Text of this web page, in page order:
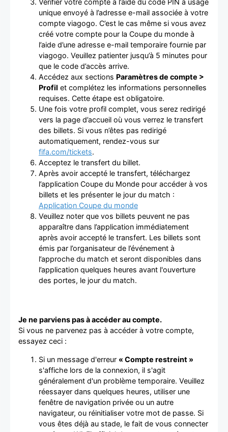
unique envoyé à l’adresse e-mail associée à votre
compte viagogo. C’est le cas même si vous avez
créé votre compte pour la Coupe du monde à
l’aide d’une adresse e-mail temporaire fournie par
viagogo. Veuillez patienter jusqu’à 5 minutes pour
que le code d’accès arrive.
Accédez aux sections Paramètres de compte >
Profil et complétez les informations personnelles
requises. Cette étape est obligatoire.
Une fois votre profil complet, vous serez redirigé
vers la page d’accueil où vous verrez le transfert
des billets. Si vous n’êtes pas redirigé
automatiquement, rendez-vous sur
fifa.com/tickets.
Acceptez le transfert du billet.
Après avoir accepté le transfert, téléchargez
l’application Coupe du Monde pour accéder à vos
billets et les présenter le jour du match :
Application Coupe du monde
Veuillez noter que vos billets peuvent ne pas
apparaître dans l’application immédiatement
après avoir accepté le transfert. Les billets sont
émis par l’organisateur de l’événement à
l’approche du match et seront disponibles dans
l’application quelques heures avant l'ouverture
des portes, le jour du match.
Je ne parviens pas à accéder au compte.
Si vous ne parvenez pas à accéder à votre compte,
essayez ceci :
Si un message d'erreur « Compte restreint »
s'affiche lors de la connexion, il s'agit
généralement d'un problème temporaire. Veuillez
réessayer dans quelques heures, utiliser une
fenêtre de navigation privée ou un autre
navigateur, ou réinitialiser votre mot de passe. Si
vous êtes déjà au stade, le fait de vous connecter